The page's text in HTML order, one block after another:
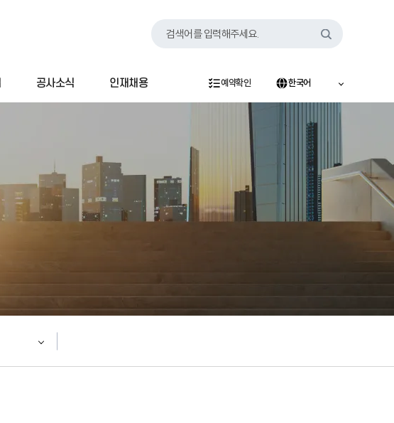
검색어를 입력해주세요.
공사소식 인재채용 예약확인 한국어